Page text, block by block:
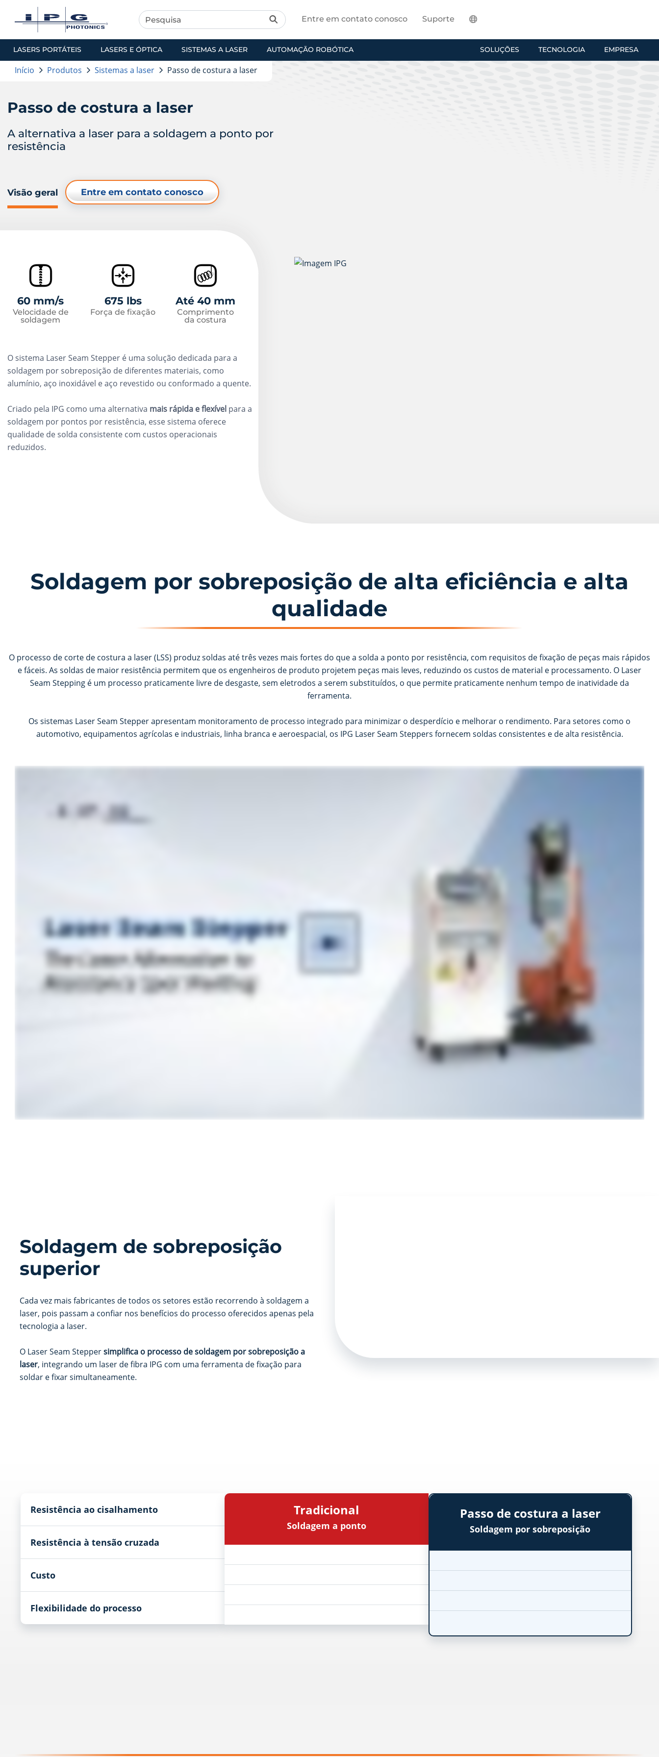
LASERS PORTÁTEIS LASERS E ÓPTICA SISTEMAS A LASER AUTOMAÇÃO ROBÓTICA SOLUÇÕES TECNOLOGIA EMPRESA
Entre em contato conosco Suporte
Início Produtos Sistemas a laser Passo de costura a laser
Passo de costura a laser
A alternativa a laser para a soldagem a ponto por
resistência
Visão geral Entre em contato conosco
60 mm/s
Velocidade de
soldagem
675 lbs
Força de fixação
Até 40 mm
Comprimento
da costura
O sistema Laser Seam Stepper é uma solução dedicada para a
soldagem por sobreposição de diferentes materiais, como
alumínio, aço inoxidável e aço revestido ou conformado a quente.
Criado pela IPG como uma alternativa mais rápida e flexível para a
soldagem por pontos por resistência, esse sistema oferece
qualidade de solda consistente com custos operacionais
reduzidos.
Soldagem por sobreposição de alta eficiência e alta
qualidade
O processo de corte de costura a laser (LSS) produz soldas até três vezes mais fortes do que a solda a ponto por resistência, com requisitos de fixação de peças mais rápidos
e fáceis. As soldas de maior resistência permitem que os engenheiros de produto projetem peças mais leves, reduzindo os custos de material e processamento. O Laser
Seam Stepping é um processo praticamente livre de desgaste, sem eletrodos a serem substituídos, o que permite praticamente nenhum tempo de inatividade da
ferramenta.
Os sistemas Laser Seam Stepper apresentam monitoramento de processo integrado para minimizar o desperdício e melhorar o rendimento. Para setores como o
automotivo, equipamentos agrícolas e industriais, linha branca e aeroespacial, os IPG Laser Seam Steppers fornecem soldas consistentes e de alta resistência.
Soldagem de sobreposição
superior
Cada vez mais fabricantes de todos os setores estão recorrendo à soldagem a
laser, pois passam a confiar nos benefícios do processo oferecidos apenas pela
tecnologia a laser.
O Laser Seam Steppersimplifica o processo de soldagem por sobreposição a
laser, integrando um laser de fibra IPG com uma ferramenta de fixação para
soldar e fixar simultaneamente.
Resistência ao cisalhamento
Resistência à tensão cruzada
Custo
Flexibilidade do processo
Tradicional
Soldagem a ponto
Passo de costura a laser
Soldagem por sobreposição